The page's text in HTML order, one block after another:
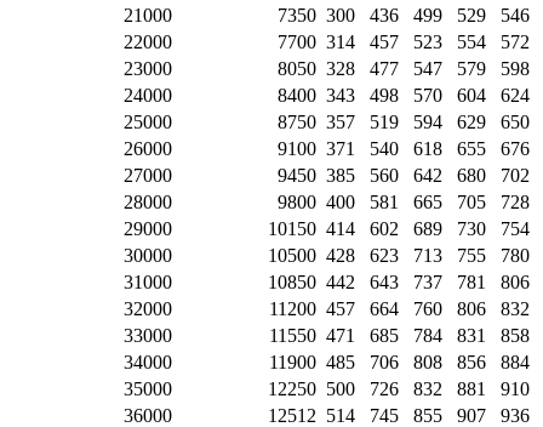
21000
7350 300 436 499 529
546
22000
7700 314 457 523 554
572
23000
8050 328 477 547 579
598
24000
8400 343 498 570 604
624
25000
8750 357 519 594 629
650
26000
9100 371 540 618 655
676
27000
9450 385 560 642 680
702
28000
9800 400 581 665 705
728
29000
10150 414 602 689 730
754
30000
10500 428 623 713 755
780
31000
10850 442 643 737 781
806
32000
11200 457 664 760 806
832
33000
11550 471 685 784 831
858
34000
11900 485 706 808 856
884
35000
12250 500 726 832 881
910
36000
12512 514 745 855 907
936